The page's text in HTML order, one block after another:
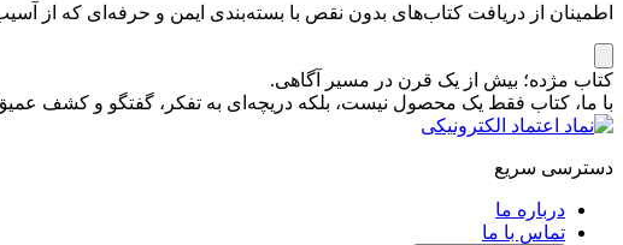
اطمینان از دریافت کتاب‌های بدون نقص با بسته‌بندی ایمن و حرفه‌ای که از
کتاب مژده؛ بیش از یک قرن در مسیر آگاهی.
با ما، کتاب فقط یک محصول نیست، بلکه دریچه‌ای به تفکر، گفتگو و کشف
دسترسی سریع
درباره ما
تماس با ما